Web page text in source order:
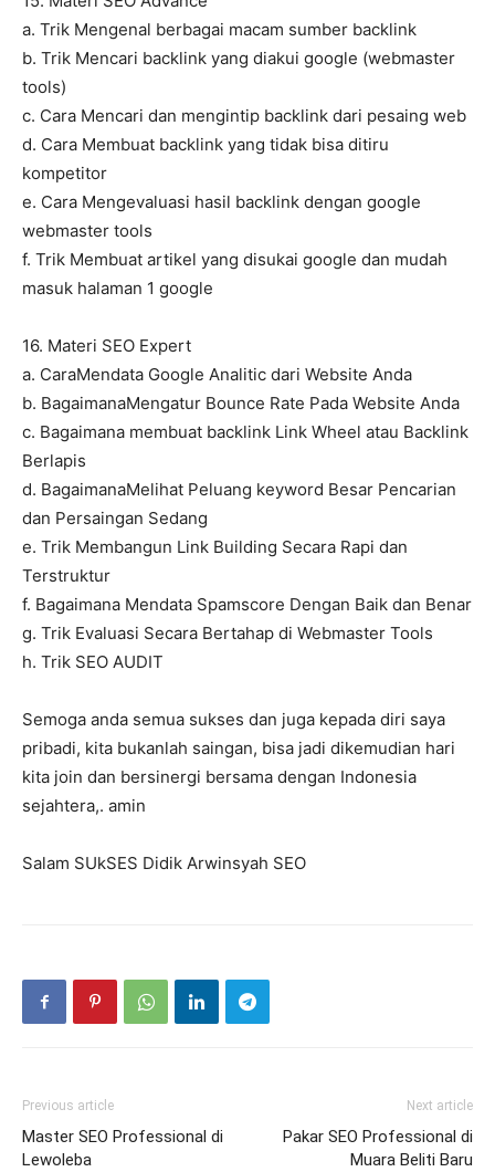
a. Trik Mengenal berbagai macam sumber backlink
b. Trik Mencari backlink yang diakui google (webmaster
tools)
c. Cara Mencari dan mengintip backlink dari pesaing web
d. Cara Membuat backlink yang tidak bisa ditiru
kompetitor
e. Cara Mengevaluasi hasil backlink dengan google
webmaster tools
f. Trik Membuat artikel yang disukai google dan mudah
masuk halaman 1 google
16. Materi SEO Expert
a. CaraMendata Google Analitic dari Website Anda
b. BagaimanaMengatur Bounce Rate Pada Website Anda
c. Bagaimana membuat backlink Link Wheel atau Backlink
Berlapis
d. BagaimanaMelihat Peluang keyword Besar Pencarian
dan Persaingan Sedang
e. Trik Membangun Link Building Secara Rapi dan
Terstruktur
f. Bagaimana Mendata Spamscore Dengan Baik dan Benar
g. Trik Evaluasi Secara Bertahap di Webmaster Tools
h. Trik SEO AUDIT
Semoga anda semua sukses dan juga kepada diri saya
pribadi, kita bukanlah saingan, bisa jadi dikemudian hari
kita join dan bersinergi bersama dengan Indonesia
sejahtera,. amin
Salam SUkSES Didik Arwinsyah SEO
Previous article
Master SEO Professional di
Lewoleba
Next article
Pakar SEO Professional di
Muara Beliti Baru